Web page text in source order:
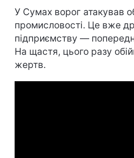
У Сумах ворог атакував
промисловості. Це вже
підприємству —
На щастя, цього разу
жертв.